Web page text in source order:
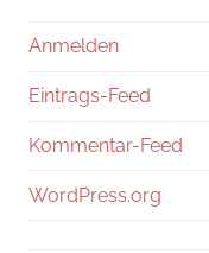
Anmelden
Eintrags-Feed
Kommentar-Feed
WordPress.org